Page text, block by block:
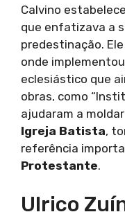
Calvino
que enfatizava a
predestinação.
onde
eclesiástico que
obras, como
ajudaram a
Igreja Batista,
referência
Protestante.
Ulrico